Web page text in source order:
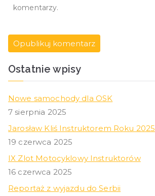
komentarzy.
Ostatnie wpisy
Nowe samochody dla OSK
7 sierpnia 2025
Jarosław Kliś Instruktorem Roku 2025
19 czerwca 2025
IX Zlot Motocyklowy Instruktorów
16 czerwca 2025
Reportaż z wyjazdu do Serbii